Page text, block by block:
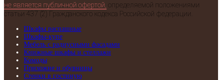
не является публичной офертой, определяемой положениями
статьи 437 (2) Гражданского кодекса Российской федерации.
Шкафы распашные
Шкафы-купе
Мебель с радиусными фасадами
Книжные шкафы и стеллажи
Комоды
Прихожие и обувницы
Стенки в гостиную